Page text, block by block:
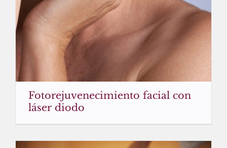
Fotorejuvenecimiento facial con
láser diodo